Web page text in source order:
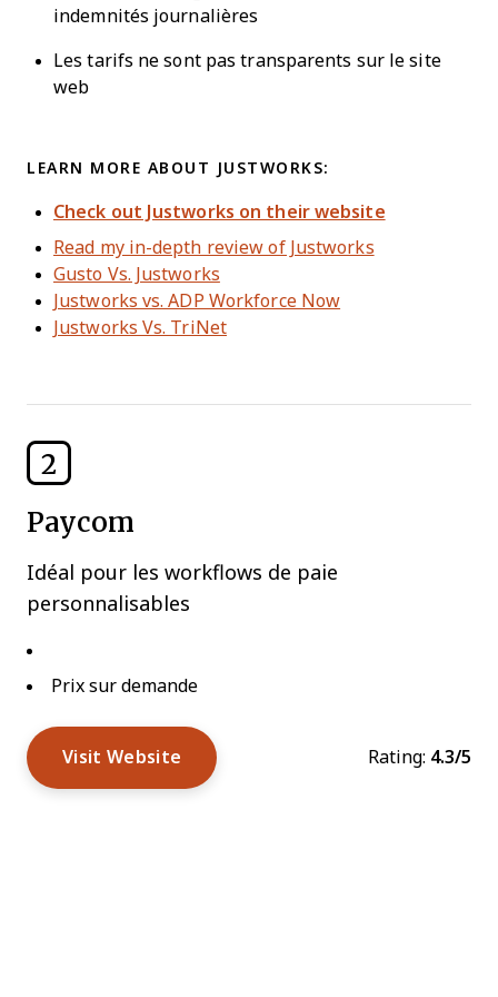
indemnités journalières
Les tarifs ne sont pas transparents sur le site
web
LEARN MORE ABOUT JUSTWORKS:
Check out Justworks on their website
Read my in-depth review of Justworks
Gusto Vs. Justworks
Justworks vs. ADP Workforce Now
Justworks Vs. TriNet
2
Paycom
Idéal pour les workflows de paie
personnalisables
Prix sur demande
Visit Website Rating: 4.3/5